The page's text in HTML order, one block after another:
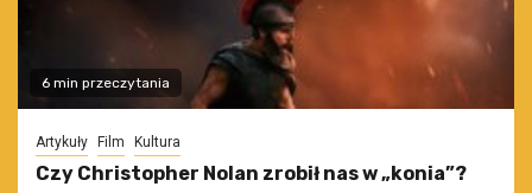
6 min przeczytania
Artykuły Film Kultura
Czy Christopher Nolan zrobił nas w „konia”?